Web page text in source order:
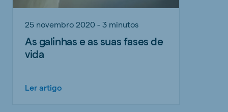
25 novembro 2020 - 3 minutos
As galinhas e as suas fases de
vida
Ler artigo